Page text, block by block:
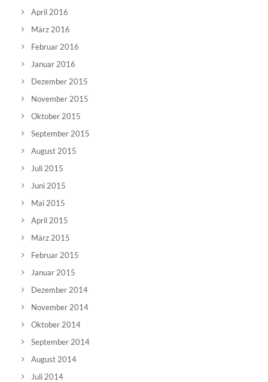
April 2016
März 2016
Februar 2016
Januar 2016
Dezember 2015
November 2015
Oktober 2015
September 2015
August 2015
Juli 2015
Juni 2015
Mai 2015
April 2015
März 2015
Februar 2015
Januar 2015
Dezember 2014
November 2014
Oktober 2014
September 2014
August 2014
Juli 2014